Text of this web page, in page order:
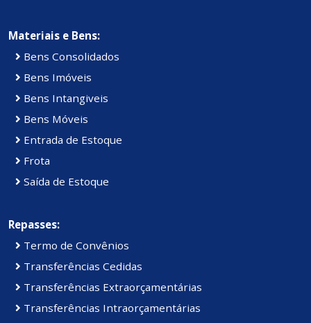
Materiais e Bens:
Bens Consolidados
Bens Imóveis
Bens Intangiveis
Bens Móveis
Entrada de Estoque
Frota
Saída de Estoque
Repasses:
Termo de Convênios
Transferências Cedidas
Transferências Extraorçamentárias
Transferências Intraorçamentárias